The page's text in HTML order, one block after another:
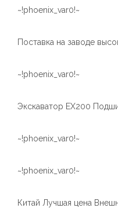
~!phoenix_var0!~
~!phoenix_var0!~
~!phoenix_var0!~
~!phoenix_var0!~